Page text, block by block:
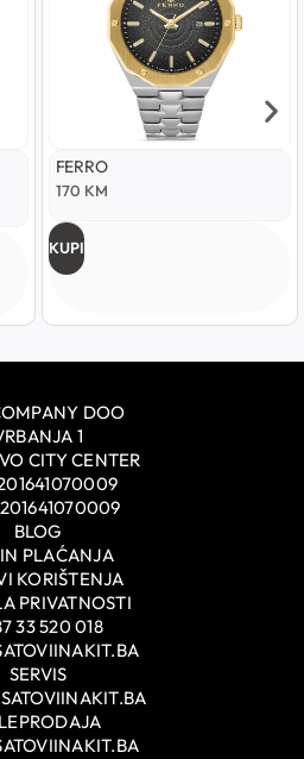
FERRO
170 KM
KUPI
DOO
1
CITY CENTER
BLOG
PLAĆANJA
KORIŠTENJA
PRIVATNOSTI
33 520 018
SERVIS